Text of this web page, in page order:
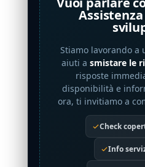
Stiamo lavorando a
aiuti asmistare le
risposte
disponibilità e
ora, ti invitiamo a
Check
Info